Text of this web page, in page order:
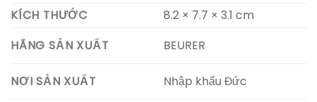
KÍCH THƯỚC
8.2 × 7.7 × 3.1 cm
HÃNG SẢN XUẤT
BEURER
NƠI SẢN XUẤT Nhập khẩu Đức